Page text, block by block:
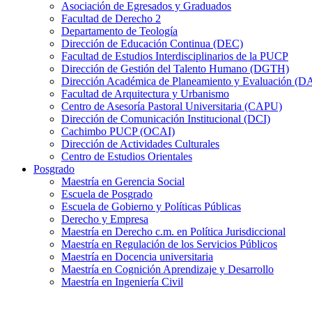
Asociación de Egresados y Graduados
Facultad de Derecho 2
Departamento de Teología
Dirección de Educación Continua (DEC)
Facultad de Estudios Interdisciplinarios de la PUCP
Dirección de Gestión del Talento Humano (DGTH)
Dirección Académica de Planeamiento y Evaluación
Facultad de Arquitectura y Urbanismo
Centro de Asesoría Pastoral Universitaria (CAPU)
Dirección de Comunicación Institucional (DCI)
Cachimbo PUCP (OCAI)
Dirección de Actividades Culturales
Centro de Estudios Orientales
Posgrado
Maestría en Gerencia Social
Escuela de Posgrado
Escuela de Gobierno y Políticas Públicas
Derecho y Empresa
Maestría en Derecho c.m. en Política Jurisdiccional
Maestría en Regulación de los Servicios Públicos
Maestría en Docencia universitaria
Maestría en Cognición Aprendizaje y Desarrollo
Maestría en Ingeniería Civil